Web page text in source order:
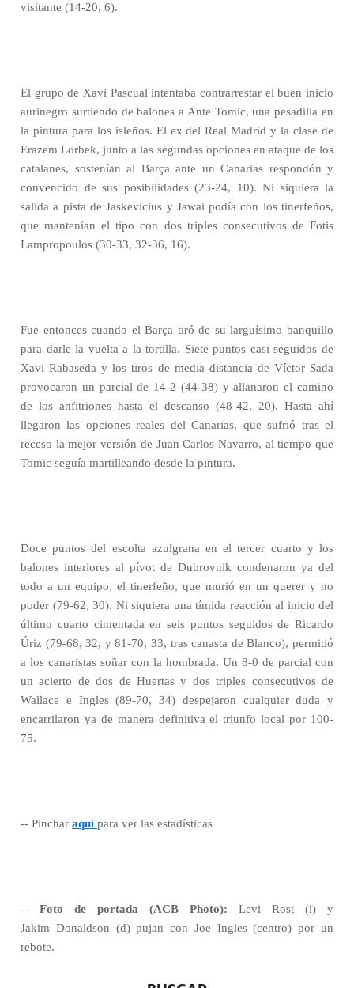
visitante (14-20, 6).
El grupo de Xavi Pascual intentaba contrarrestar el buen inicio
aurinegro surtiendo de balones a Ante Tomic, una pesadilla en
la pintura para los isleños. El ex del Real Madrid y la clase de
Erazem Lorbek, junto a las segundas opciones en ataque de los
catalanes, sostenían al Barça ante un Canarias respondón y
convencido de sus posibilidades (23-24, 10). Ni siquiera la
salida a pista de Jaskevicius y Jawai podía con los tinerfeños,
que mantenían el tipo con dos triples consecutivos de Fotis
Lampropoulos (30-33, 32-36, 16).
Fue entonces cuando el Barça tiró de su larguísimo banquillo
para darle la vuelta a la tortilla. Siete puntos casi seguidos de
Xavi Rabaseda y los tiros de media distancia de Víctor Sada
provocaron un parcial de 14-2 (44-38) y allanaron el camino
de los anfitriones hasta el descanso (48-42, 20). Hasta ahí
llegaron las opciones reales del Canarias, que sufrió tras el
receso la mejor versión de Juan Carlos Navarro, al tiempo que
Tomic seguía martilleando desde la pintura.
Doce puntos del escolta azulgrana en el tercer cuarto y los
balones interiores al pívot de Dubrovnik condenaron ya del
todo a un equipo, el tinerfeño, que murió en un querer y no
poder (79-62, 30). Ni siquiera una tímida reacción al inicio del
último cuarto cimentada en seis puntos seguidos de Ricardo
Úriz (79-68, 32, y 81-70, 33, tras canasta de Blanco), permitió
a los canaristas soñar con la hombrada. Un 8-0 de parcial con
un acierto de dos de Huertas y dos triples consecutivos de
Wallace e Ingles (89-70, 34) despejaron cualquier duda y
encarrilaron ya de manera definitiva el triunfo local por 100-
75.
-- Pinchar aquípara ver las estadísticas
-- Foto de portada (ACB Photo): Levi Rost (i) y
Jakim Donaldson (d) pujan con Joe Ingles (centro) por un
rebote.